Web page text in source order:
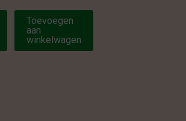
Toevoegen
aan
winkelwagen